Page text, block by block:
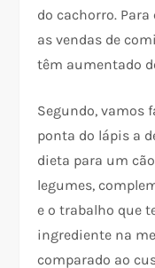
do cachorro.
as vendas de
têm aumentado
Segundo, vamos
ponta do lápis a
dieta para um
legumes,
e o trabalho que
ingrediente na
comparado ao